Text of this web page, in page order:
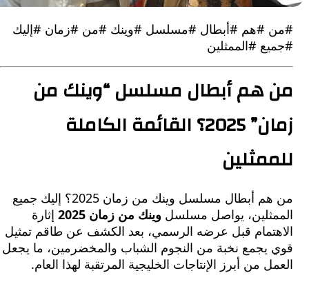
#أبطال #مسلسل #وينك #من #زمان #إليك
#الممثلين
أبطال مسلسل “وينك من
زمان” 2025؟ القائمة الكاملة
من هم أبطال مسلسل وينك من زمان 2025؟ إليك جميع
يواصل مسلسلوينك من زمان 2025
إثارة
قبل عرضه الرسمي، بعد الكشف عن طاقم تمثيل
نخبة من النجوم الشباب والمخضرمين، ما يجعل
من أبرز الإنتاجات الخليجية المرتقبة لهذا العام.